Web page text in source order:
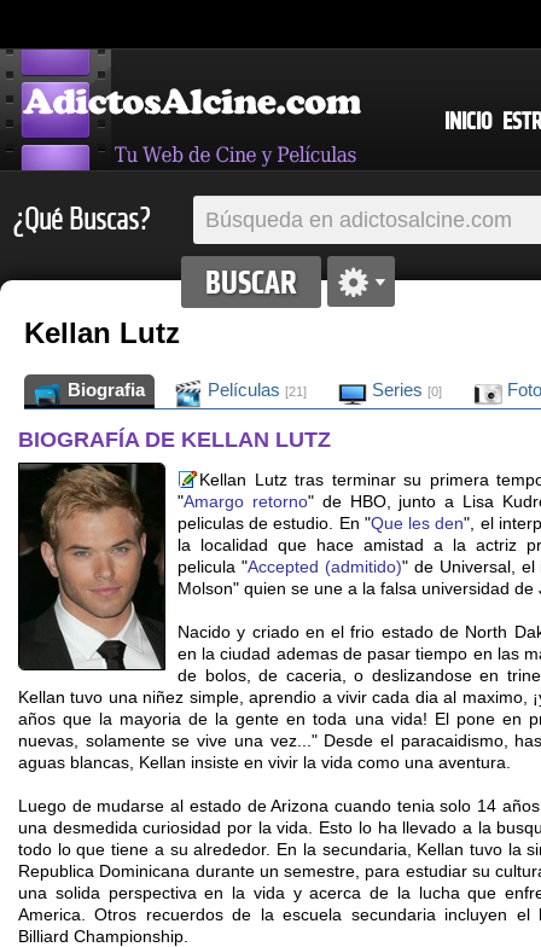
INICIO
¿Qué Buscas?
Kellan Lutz
Biografia Películas [21] Series [0]
BIOGRAFÍA DE KELLAN LUTZ
Kellan Lutz tras terminar su primera
"Amargo retorno" de HBO, junto a Lisa
peliculas de estudio. En "Que les den", el
la localidad que hace amistad a la actriz
pelicula "Accepted (admitido)" de Universal,
Molson" quien se une a la falsa universidad de
Nacido y criado en el frio estado de North
en la ciudad ademas de pasar tiempo en las
de bolos, de caceria, o deslizandose en
Kellan tuvo una niñez simple, aprendio a vivir cada dia al maximo,
años que la mayoria de la gente en toda una vida! El pone en
nuevas, solamente se vive una vez..." Desde el paracaidismo,
aguas blancas, Kellan insiste en vivir la vida como una aventura.
Luego de mudarse al estado de Arizona cuando tenia solo 14
una desmedida curiosidad por la vida. Esto lo ha llevado a la
todo lo que tiene a su alrededor. En la secundaria, Kellan tuvo la
Republica Dominicana durante un semestre, para estudiar su
una solida perspectiva en la vida y acerca de la lucha que
America. Otros recuerdos de la escuela secundaria incluyen el
Billiard Championship.